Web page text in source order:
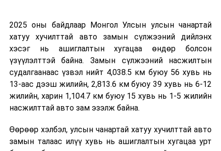
Сургууль, цэцэрлэгийн үйл ажиллагааны
зохицуулалт
2026 оны 8 дугаар сарын 17–28-ны өдрүүдэд
нийслэлийн бүх сургууль, цэцэрлэгт ажлын
байранд элсэлт, бүртгэл болон бусад аливаа
арга хэмжээ зохион байгуулахгүй болно.
2025 оны байдлаар Монгол Улсын улсын чанартай
хатуу хучилттай авто замын сүлжээний дийлэнх
хэсэг нь ашиглалтын хугацаа өндөр болсон
үзүүлэлттэй байна. Замын сүлжээний насжилтын
судалгаанаас үзвэл нийт 4,038.5 км буюу 56 хувь нь
13-аас дээш жилийн, 2,813.6 км буюу 39 хувь нь 6-12
жилийн, харин 1,104.7 км буюу 15 хувь нь 1-5 жилийн
насжилттай авто зам эзэлж байна.
Өөрөөр хэлбэл, улсын чанартай хатуу хучилттай авто
замын талаас илүү хувь нь ашиглалтын хугацаа урт